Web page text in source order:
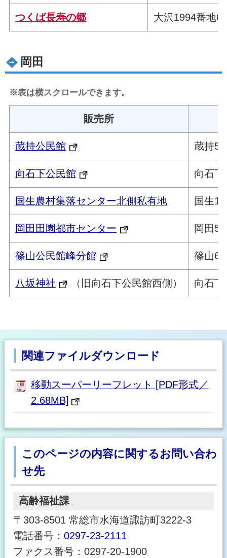
つくば長寿の郷 大沢1994番地6
岡田
※表は横スクロールできます。
販売所
蔵持公民館 蔵持
向石下公民館 向石
国生農村集落センター北側私有地 国生
岡田田園都市センター 岡田
篠山公民館峰分館 篠山
八坂神社 （旧向石下公民館西側） 向石
関連ファイルダウンロード
移動スーパーリーフレット [PDF形式／
2.68MB]
このページの内容に関するお問い合わ
せ先
高齢福祉課
〒303-8501 常総市水海道諏訪町3222-3
電話番号： 0297-23-2111
ファクス番号：0297-20-1900